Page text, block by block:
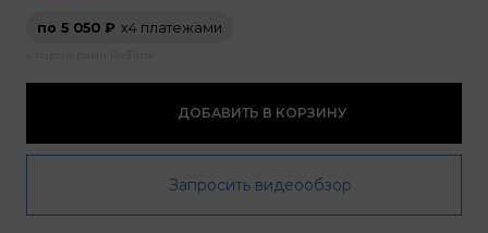
по 5 050 ₽ х4 платежами
ДОБАВИТЬ В КОРЗИНУ
Запросить видеообзор